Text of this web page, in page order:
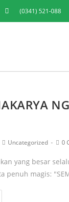
(0341) 521-088
Uncategorized 0
yang besar
penuh magis: